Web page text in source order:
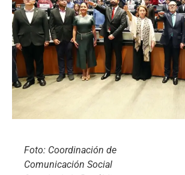
Foto: Coordinación de
Comunicación Social